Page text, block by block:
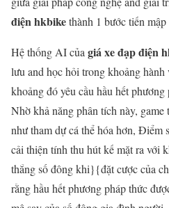
điện hkbikethành 1 bước tiến
Hệ thống AI của giá xe đạp điện
lưu and học hỏi trong khoảng
khoảng đó yêu cầu hầu hết
Nhờ khả năng phân tích này, game
như tham dự cá thể hóa hơn, Điểm
cải thiện tính thu hút kế mặt ra với
thắng số đông khi}{đặt cược của
rằng hầu hết phương pháp thức